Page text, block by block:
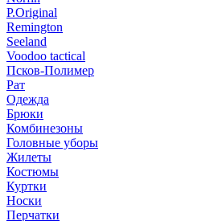
P.Original
Remington
Seeland
Voodoo tactical
Псков-Полимер
Рат
Одежда
Брюки
Комбинезоны
Головные уборы
Жилеты
Костюмы
Куртки
Носки
Перчатки